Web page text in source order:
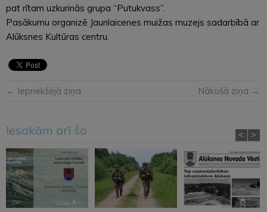
pat rītam uzkurinās grupa “Putukvass”.
Pasākumu organizē Jaunlaicenes muižas muzejs sadarbībā ar
Alūksnes Kultūras centru.
← Iepriekšējā ziņa Nākošā ziņa →
Iesakām arī šo < >